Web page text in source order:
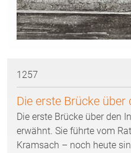
1257
Die erste Brücke über
Die erste Brücke über den
erwähnt. Sie führte vom
Kramsach – noch heute